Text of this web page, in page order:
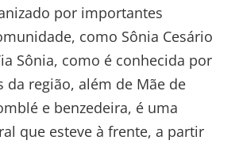
por importantes
como Sônia Cesário
Sônia, como é conhecida por
da região, além de Mãe de
e benzedeira, é uma
que esteve à frente, a partir